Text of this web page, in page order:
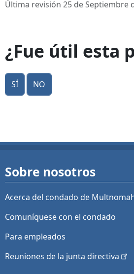
Última revisión 25 de Septiembre
¿Fue útil esta
Sí No
Sobre nosotros
Acerca del condado de
Comuníquese con el condado
Para empleados
Reuniones de la junta directiva